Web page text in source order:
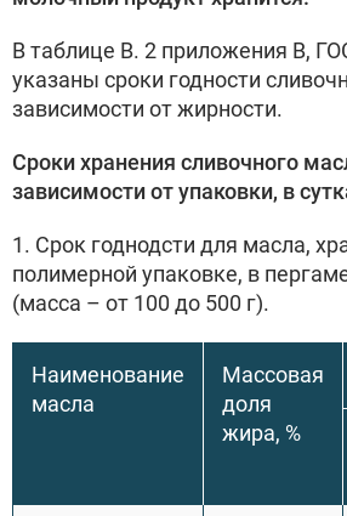
В таблице В. 2 приложения В,
указаны сроки годности
зависимости от жирности.
Срокихранения сливочного
зависимости от упаковки, в
1. Срок годнодсти для масла,
полимерной упаковке, в
(масса – от 100 до 500 г).
Наименование
масла
Массовая
доля
жира, %